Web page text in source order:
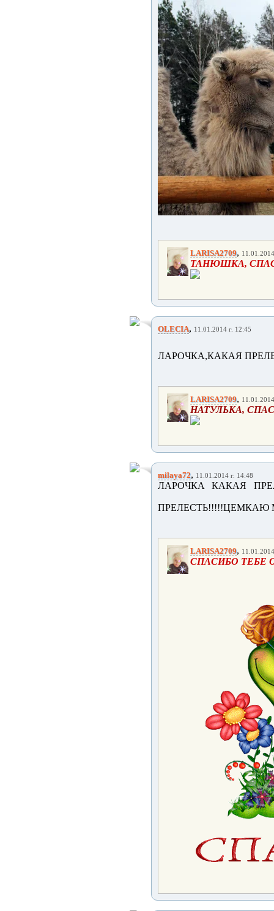
LARISA2709,
ТАНЮШКА,
OLECIA, 11.01.2014 г. 12:45
ЛАРОЧКА,КАКАЯ
LARISA2709,
НАТУЛЬКА,
milaya72, 11.01.2014 г. 14:48
ЛАРОЧКА КАКАЯ
LARISA2709,
СПАСИБО ТЕБЕ